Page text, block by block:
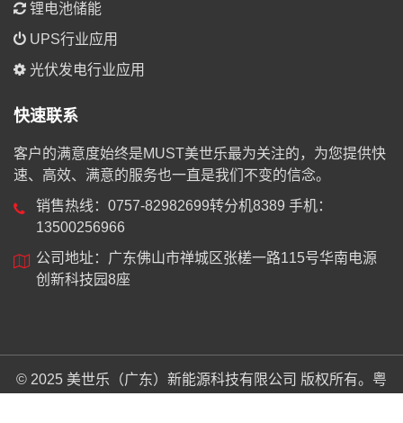
锂电池储能
UPS行业应用
光伏发电行业应用
快速联系
客户的满意度始终是MUST美世乐最为关注的，为您提供快
速、高效、满意的服务也一直是我们不变的信念。
销售热线：0757-82982699转分机8389 手机：
13500256966
公司地址：广东佛山市禅城区张槎一路115号华南电源
创新科技园8座
© 2025 美世乐（广东）新能源科技有限公司 版权所有。 粤